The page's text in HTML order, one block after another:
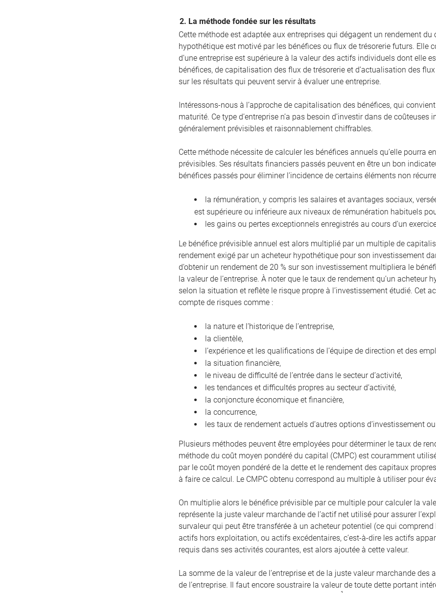
2. La méthode fondée sur les résultats
Cette méthode est adaptée aux entreprises qui dégagent un rendement
hypothétique est motivé par les bénéfices ou flux de trésorerie futurs. Elle
d’une entreprise est supérieure à la valeur des actifs individuels dont elle
bénéfices, de capitalisation des flux de trésorerie et d’actualisation des
sur les résultats qui peuvent servir à évaluer une entreprise.
Intéressons-nous à l’approche de capitalisation des bénéfices, qui
maturité. Ce type d’entreprise n’a pas besoin d’investir dans de
généralement prévisibles et raisonnablement chiffrables.
Cette méthode nécessite de calculer les bénéfices annuels qu’elle pourra
prévisibles. Ses résultats financiers passés peuvent en être un bon
bénéfices passés pour éliminer l’incidence de certains éléments non
la rémunération, y compris les salaires et avantages sociaux,
est supérieure ou inférieure aux niveaux de rémunération habituels
les gains ou pertes exceptionnels enregistrés au cours d’un
Le bénéfice prévisible annuel est alors multiplié par un multiple de
rendement exigé par un acheteur hypothétique pour son investissement
d’obtenir un rendement de 20 % sur son investissement multipliera le
la valeur de l’entreprise. À noter que le taux de rendement qu’un
selon la situation et reflète le risque propre à l’investissement étudié. Cet
compte de risques comme :
la nature et l’historique de l’entreprise,
la clientèle,
l’expérience et les qualifications de l’équipe de direction et des
la situation financière,
le niveau de difficulté de l’entrée dans le secteur d’activité,
les tendances et difficultés propres au secteur d’activité,
la conjoncture économique et financière,
la concurrence,
les taux de rendement actuels d’autres options d’investissement
Plusieurs méthodes peuvent être employées pour déterminer le taux de
méthode du coût moyen pondéré du capital (CMPC) est couramment
par le coût moyen pondéré de la dette et le rendement des capitaux
à faire ce calcul. Le CMPC obtenu correspond au multiple à utiliser pour
On multiplie alors le bénéfice prévisible par ce multiple pour calculer la
représente la juste valeur marchande de l’actif net utilisé pour assurer
survaleur qui peut être transférée à un acheteur potentiel (ce qui
actifs hors exploitation, ou actifs excédentaires, c’est-à-dire les actifs
requis dans ses activités courantes, est alors ajoutée à cette valeur.
La somme de la valeur de l’entreprise et de la juste valeur marchande
de l’entreprise. Il faut encore soustraire la valeur de toute dette portant